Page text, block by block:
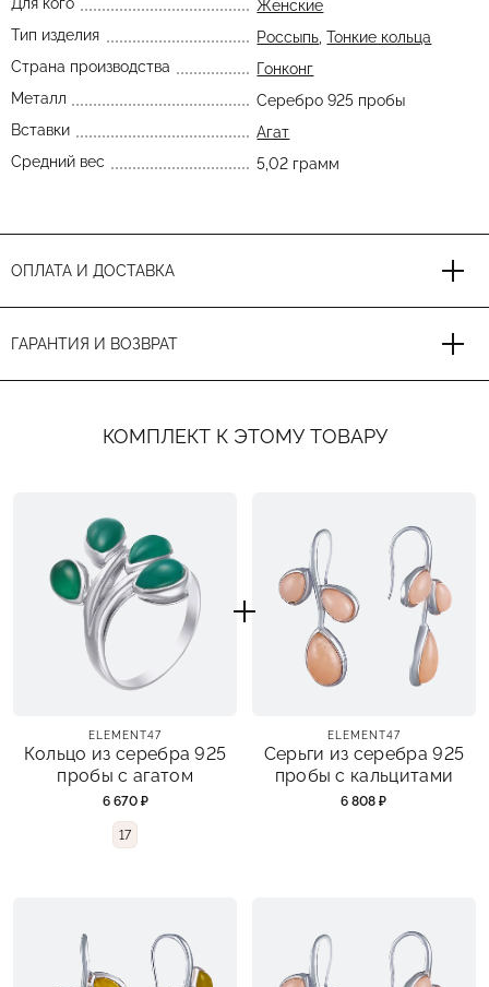
Женские
Тип изделия
Россыпь ,Тонкие кольца
Страна производства
Гонконг
Металл
Серебро 925 пробы
Вставки
Агат
Средний вес
5,02 грамм
ОПЛАТА И ДОСТАВКА
ГАРАНТИЯ И ВОЗВРАТ
КОМПЛЕКТ К ЭТОМУ ТОВАРУ
ELEMENT47
Кольцо из серебра 925
пробы с агатом
6 670 ₽
17
ELEMENT47
Серьги из серебра 925
пробы с кальцитами
6 808 ₽